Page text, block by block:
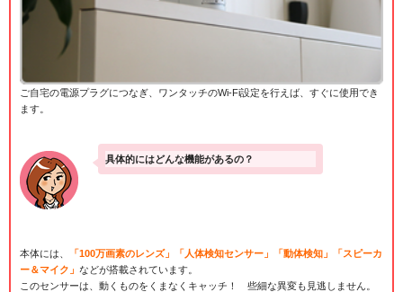
ご自宅の電源プラグにつなぎ、ワンタッチのWi-Fi設定を行えば、すぐに使用でき
ます。
具体的にはどんな機能があるの？
本体には、
「100万画素のレンズ」「人体検知センサー」「動体検知」「スピーカ
ー＆マイク」 などが搭載されています。
このセンサーは、動くものをくまなくキャッチ！ 些細な異変も見逃しません。